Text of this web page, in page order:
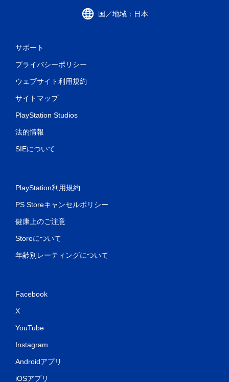
国／地域：日本
サポート
プライバシーポリシー
ウェブサイト利用規約
サイトマップ
PlayStation Studios
法的情報
SIEについて
PlayStation利用規約
PS Storeキャンセルポリシー
健康上のご注意
Storeについて
年齢別レーティングについて
Facebook
X
YouTube
Instagram
Androidアプリ
iOSアプリ